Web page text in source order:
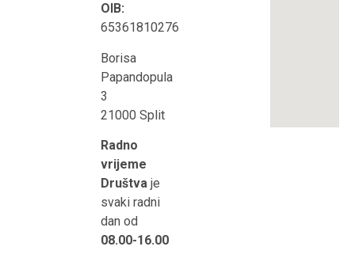
OIB:
65361810276
Borisa
Papandopula
3
21000 Split
Radno
vrijeme
Društva je
svaki radni
dan od
08.00-16.00